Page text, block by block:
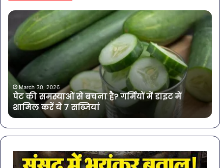
पेट
समस्याओं
गर्मियों
डाइट
शामिल
करें
ये
सब्जियां
March 30, 2026
पेट की समस्याओं से बचना है? गर्मियों में डाइट में
शामिल करें ये 7 सब्जियां
के